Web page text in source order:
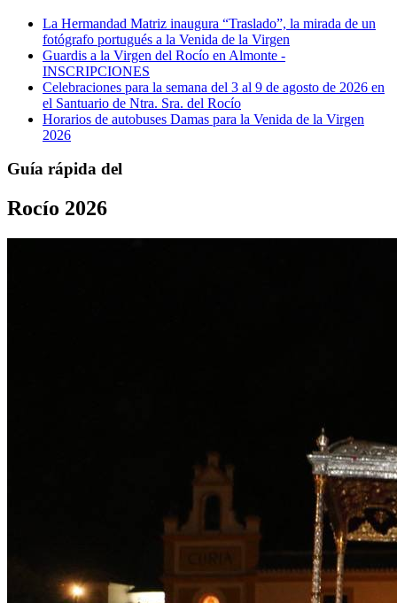
La Hermandad Matriz inaugura “Traslado”, la mirada de un
fotógrafo portugués a la Venida de la Virgen
Guardis a la Virgen del Rocío en Almonte -
INSCRIPCIONES
Celebraciones para la semana del 3 al 9 de agosto de 2026 en
el Santuario de Ntra. Sra. del Rocío
Horarios de autobuses Damas para la Venida de la Virgen
2026
Guía rápida del
Rocío 2026